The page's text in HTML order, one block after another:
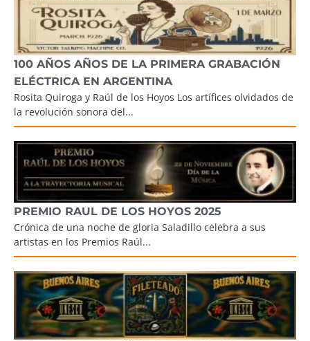
100 AÑOS AÑOS DE LA PRIMERA GRABACIÓN
ELÉCTRICA EN ARGENTINA
Rosita Quiroga y Raúl de los Hoyos Los artífices olvidados de
la revolución sonora del...
PREMIO RAUL DE LOS HOYOS 2025
Crónica de una noche de gloria Saladillo celebra a sus
artistas en los Premios Raúl...